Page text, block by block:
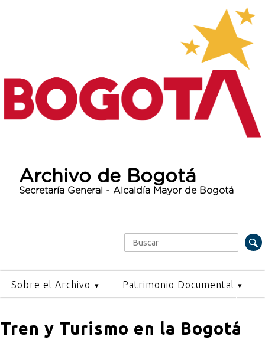
Archivo de Bogotá
Secretaría General - Alcaldía Mayor de Bogotá
Formulario de búsqueda
Buscar
Sobre el Archivo Patrimonio Documental
Tren y Turismo en la Bogotá